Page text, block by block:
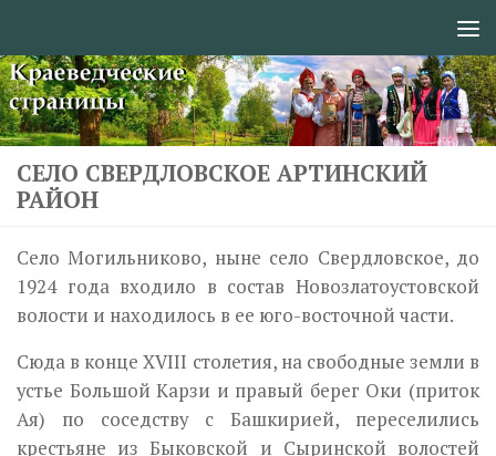
СЕЛО СВЕРДЛОВСКОЕ АРТИНСКИЙ
РАЙОН
Село Могильниково, ныне село Свердловское, до
1924 года входило в состав Новозлатоустовской
волости и находилось в ее юго-восточной части.
Сюда в конце XVIII столетия, на свободные земли в
устье Большой Карзи и правый берег Оки (приток
Ая) по соседству с Башкирией, пересе­лились
крестьяне из Быковской и Сыринской волостей